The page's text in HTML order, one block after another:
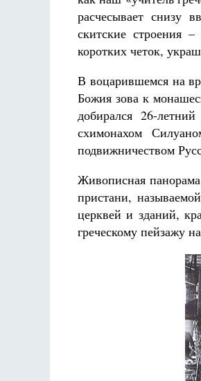
расчесывает снизу
скитские строения
коротких четок,
В воцарившемся на
Божия зова к
добирался 26-
схимонахом
подвижничеством
Живописная
пристани,
церквей и зданий,
греческому пейзажу
Разлуки не будет
Фредерика де